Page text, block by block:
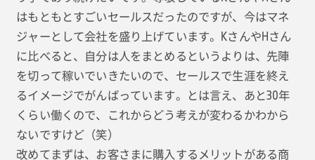
はもともとすごいセールスだったのですが、今はマネ
ジャーとして会社を盛り上げています。KさんやHさん
に比べると、自分は人をまとめるというよりは、先陣
を切って稼いでいきたいので、セールスで生涯を終え
るイメージでがんばっています。とは言え、あと30年
くらい働くので、これからどう考えが変わるかわから
ないですけど（笑）
改めてまずは、お客さまに購入するメリットがある商